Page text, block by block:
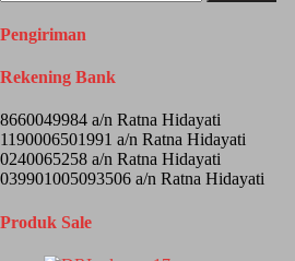
Pengiriman
Rekening Bank
8660049984 a/n Ratna Hidayati
1190006501991 a/n Ratna Hidayati
0240065258 a/n Ratna Hidayati
039901005093506 a/n Ratna Hidayati
Produk Sale